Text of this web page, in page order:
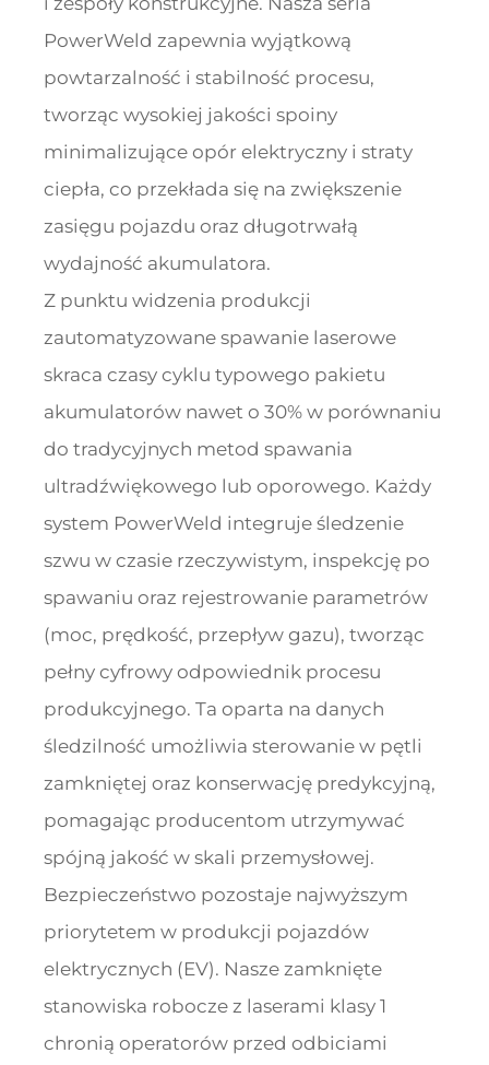
PowerWeld zapewnia wyjątkową
powtarzalność i stabilność procesu,
tworząc wysokiej jakości spoiny
minimalizujące opór elektryczny i straty
ciepła, co przekłada się na zwiększenie
zasięgu pojazdu oraz długotrwałą
wydajność akumulatora.
Z punktu widzenia produkcji
zautomatyzowane spawanie laserowe
skraca czasy cyklu typowego pakietu
akumulatorów nawet o 30% w porównaniu
do tradycyjnych metod spawania
ultradźwiękowego lub oporowego. Każdy
system PowerWeld integruje śledzenie
szwu w czasie rzeczywistym, inspekcję po
spawaniu oraz rejestrowanie parametrów
(moc, prędkość, przepływ gazu), tworząc
pełny cyfrowy odpowiednik procesu
produkcyjnego. Ta oparta na danych
śledzilność umożliwia sterowanie w pętli
zamkniętej oraz konserwację predykcyjną,
pomagając producentom utrzymywać
spójną jakość w skali przemysłowej.
Bezpieczeństwo pozostaje najwyższym
priorytetem w produkcji pojazdów
elektrycznych (EV). Nasze zamknięte
stanowiska robocze z laserami klasy 1
chronią operatorów przed odbiciami